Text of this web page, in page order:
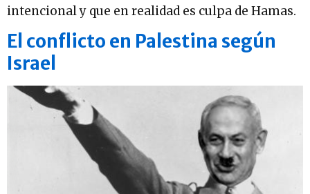
intencional y que en realidad es culpa de Hamas.
El conflicto en Palestina según
Israel